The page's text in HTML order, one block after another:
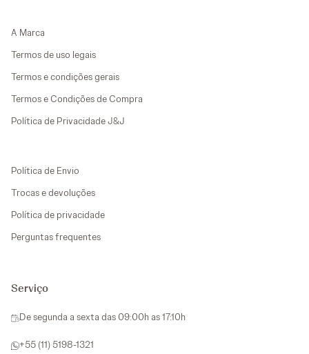
A Marca
Termos de uso legais
Termos e condições gerais
Termos e Condições de Compra
Política de Privacidade J&J
Política de Envio
Trocas e devoluções
Política de privacidade
Perguntas frequentes
Serviço
De segunda a sexta das 09:00h as 17:10h
+55 (11) 5198-1321